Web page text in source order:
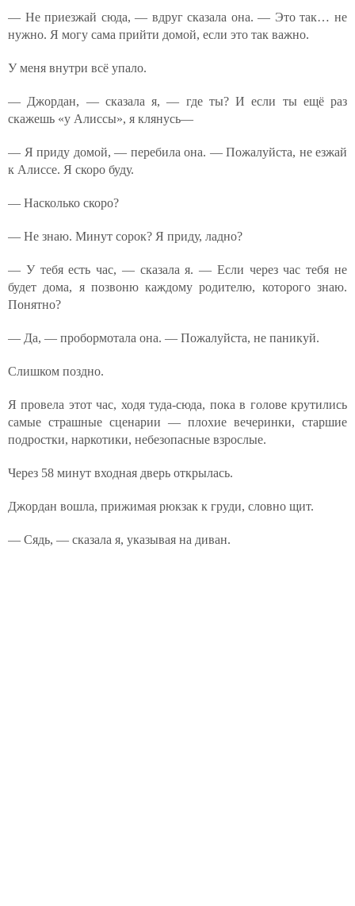
— Не приезжай сюда, — вдруг сказала она. — Это так… не
нужно. Я могу сама прийти домой, если это так важно.
У меня внутри всё упало.
— Джордан, — сказала я, — где ты? И если ты ещё раз
скажешь «у Алиссы», я клянусь—
— Я приду домой, — перебила она. — Пожалуйста, не езжай
к Алиссе. Я скоро буду.
— Насколько скоро?
— Не знаю. Минут сорок? Я приду, ладно?
— У тебя есть час, — сказала я. — Если через час тебя не
будет дома, я позвоню каждому родителю, которого знаю.
Понятно?
— Да, — пробормотала она. — Пожалуйста, не паникуй.
Слишком поздно.
Я провела этот час, ходя туда-сюда, пока в голове крутились
самые страшные сценарии — плохие вечеринки, старшие
подростки, наркотики, небезопасные взрослые.
Через 58 минут входная дверь открылась.
Джордан вошла, прижимая рюкзак к груди, словно щит.
— Сядь, — сказала я, указывая на диван.